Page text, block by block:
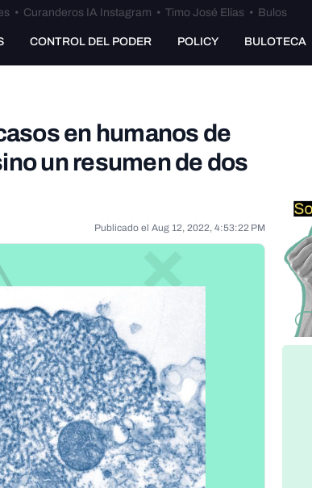
• Curanderos IA Instagram • Timo José Elías• Bulos
CONTROL DEL PODER POLICY BULOTECA
en humanos de
un resumen de dos
Publicado el Aug 12, 2022, 4:53:22 PM